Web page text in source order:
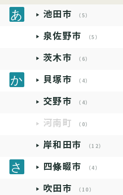
池田市 （5）
泉佐野市 （5）
茨木市 （6）
貝塚市 （4）
交野市 （4）
河南町 （0）
岸和田市 （12）
四條畷市 （4）
吹田市 （10）